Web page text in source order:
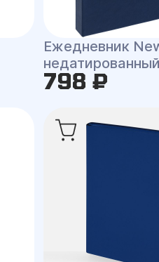
Ежедневник
798 ₽